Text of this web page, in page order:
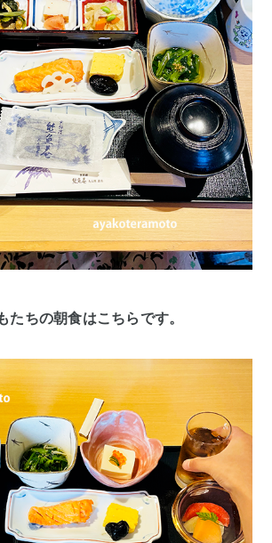
ちの朝食はこちらです。